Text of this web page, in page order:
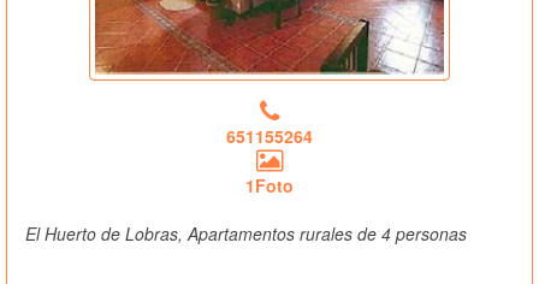
651155264
1Foto
El Huerto de Lobras, Apartamentos rurales de 4 personas